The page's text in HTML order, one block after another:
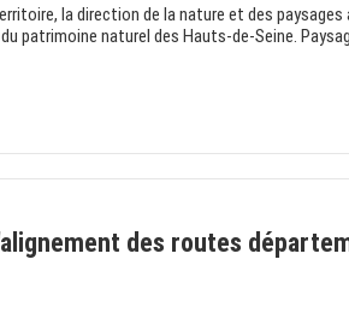
la direction de la nature et des paysages
patrimoine naturel des Hauts-de-Seine.
des routes